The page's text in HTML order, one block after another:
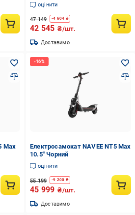
оцінити
47 149 -4 604 ₴
42 545 ₴/шт.
Доставимо
Max
Електросамокат NAVEE NT5 Max
10.5" Чорний
оцінити
55 199 -9 200 ₴
45 999 ₴/шт.
Доставимо